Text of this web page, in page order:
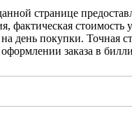
странице
фактическая стоимость
день покупки. Точная
заказа в